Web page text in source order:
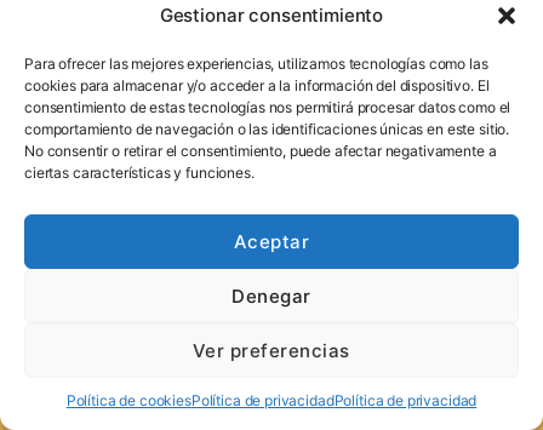
Gestionar consentimiento
Para ofrecer las mejores experiencias, utilizamos tecnologías como las
cookies para almacenar y/o acceder a la información del dispositivo. El
consentimiento de estas tecnologías nos permitirá procesar datos como el
comportamiento de navegación o las identificaciones únicas en este sitio.
No consentir o retirar el consentimiento, puede afectar negativamente a
ciertas características y funciones.
Aceptar
Denegar
Ver preferencias
Política de cookiesPolítica de privacidadPolítica de privacidad
C/ Gonzalo Bilbao Nº 23-25, 4ª Pl. Mod. 10
41003, Sevilla
687 288 062
info@sabircomunicacion.com